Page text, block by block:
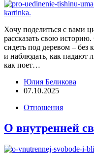
Хочу поделиться с вами
рассказать свою
сидеть под деревом – без
и наблюдать, как падают
как поет…
Юлия Беликова
07.10.2025
Отношения
О внутренней